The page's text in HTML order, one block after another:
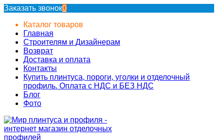
Заказать звонок0
Каталог товаров
Главная
Строителям и Дизайнерам
Возврат
Доставка и оплата
Контакты
Купить плинтуса, пороги, уголки и отделочный
профиль. Оплата с НДС и БЕЗ НДС
Блог
Фото